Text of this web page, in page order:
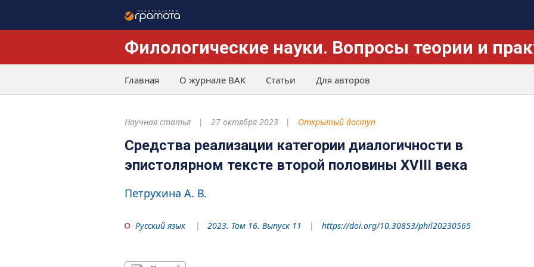
Филологические науки. Вопросы теории и
Главная О журнале ВАК Статьи Для авторов
Научная статья 27 октября 2023 Открытый доступ
Средства реализации категории диалогичности в
эпистолярном тексте второй половины XVIII века
Петрухина А. В.
Русский язык 2023. Том 16. Выпуск 11 https://doi.org/10.30853/phil20230565